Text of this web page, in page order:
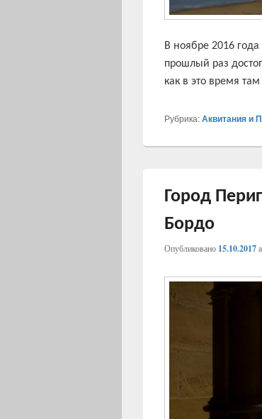
В ноябре 2016
прошлый раз
как в это время
Рубрика:Аквитания и
Город
Бордо
Опубликовано 15.10.2017